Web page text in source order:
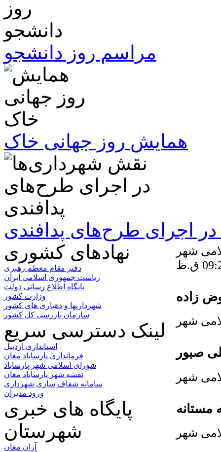
مراسم روز دانشجو
همایش روز جهانی خاک
اجرای طرح‌های پدافندی
شهر
زاده
شهر
صبور
شهر
مستانه
شهر
نهادهای کشوری
دفتر مقام معظم رهبری
ریاست جمهوری اسلامی ایران
پایگاه اطلاع رسانی دولت
وزارت کشور
شهرداریها و دهیاری های کشور
سازمان بازرسی کل کشور
لینک دسترسی سریع
استانداری اردبیل
فرمانداری پارساباد مغان
شورای اسلامی شهر پارساباد
نقشه شهر پارساباد مغان
سامانه شفاف سازی شهرداری
ورود مدیران
پایگاه های خبری
شهرستان
آران مغان